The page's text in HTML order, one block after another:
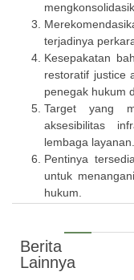
terjadinya
Kesepakatan
restoratif justice
penegak hukum
Target yang
aksesibilitas
lembaga layanan.
Pentinya
untuk
hukum.
Berita
Lainnya